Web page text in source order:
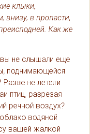
клыки,
в пропасти,
Как же
вы не слышали еще
поднимающейся
не летели
птиц, разрезая
речной воздух?
водяной
вашей жалкой